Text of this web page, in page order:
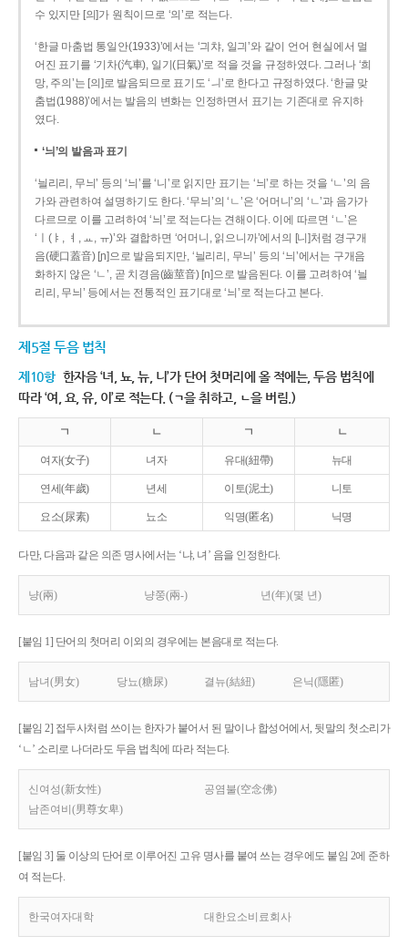
수 있지만 [의]가 원칙이므로 ‘의’로 적는다.
‘한글 마춤법 통일안(1933)’에서는 ‘긔챠, 일긔’와 같이 언어 현실에서 멀
어진 표기를 ‘기차(汽車), 일기(日氣)’로 적을 것을 규정하였다. 그러나 ‘희
망, 주의’는 [의]로 발음되므로 표기도 ‘ㅢ’로 한다고 규정하였다. ‘한글 맞
춤법(1988)’에서는 발음의 변화는 인정하면서 표기는 기존대로 유지하
였다.
‘늬’의 발음과 표기
‘늴리리, 무늬’ 등의 ‘늬’를 ‘니’로 읽지만 표기는 ‘늬’로 하는 것을 ‘ㄴ’의 음
가와 관련하여 설명하기도 한다. ‘무늬’의 ‘ㄴ’은 ‘어머니’의 ‘ㄴ’과 음가가
다르므로 이를 고려하여 ‘늬’로 적는다는 견해이다. 이에 따르면 ‘ㄴ’은
‘ㅣ(ㅑ, ㅕ, ㅛ, ㅠ)’와 결합하면 ‘어머니, 읽으니까’에서의 [니]처럼 경구개
음(硬口蓋音) [ɲ]으로 발음되지만, ‘늴리리, 무늬’ 등의 ‘늬’에서는 구개음
화하지 않은 ‘ㄴ’, 곧 치경음(齒莖音) [n]으로 발음된다. 이를 고려하여 ‘늴
리리, 무늬’ 등에서는 전통적인 표기대로 ‘늬’로 적는다고 본다.
제5절 두음 법칙
제10항 한자음 ‘녀, 뇨, 뉴, 니’가 단어 첫머리에 올 적에는, 두음 법칙에
따라 ‘여, 요, 유, 이’로 적는다. (ㄱ을 취하고, ㄴ을 버림.)
ㄱ ㄴ ㄱ ㄴ
여자(女子) 녀자 유대(紐帶) 뉴대
연세(年歲) 년세 이토(泥土) 니토
요소(尿素) 뇨소 익명(匿名) 닉명
다만, 다음과 같은 의존 명사에서는 ‘냐, 녀’ 음을 인정한다.
냥(兩) 냥쭝(兩-) 년(年)(몇 년)
[붙임 1] 단어의 첫머리 이외의 경우에는 본음대로 적는다.
남녀(男女) 당뇨(糖尿) 결뉴(結紐) 은닉(隱匿)
[붙임 2] 접두사처럼 쓰이는 한자가 붙어서 된 말이나 합성어에서, 뒷말의 첫소리가
‘ㄴ’ 소리로 나더라도 두음 법칙에 따라 적는다.
신여성(新女性)
공염불(空念佛)
남존여비(男尊女卑)
[붙임 3] 둘 이상의 단어로 이루어진 고유 명사를 붙여 쓰는 경우에도 붙임 2에 준하
여 적는다.
한국여자대학 대한요소비료회사